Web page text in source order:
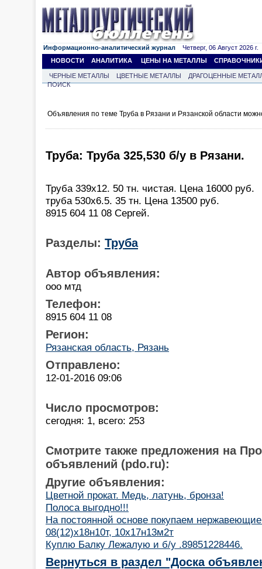
Информационно-аналитический журнал Четверг, 06 Август 2026 г.
НОВОСТИ
АНАЛИТИКА ЦЕНЫ НА МЕТАЛЛЫ
ЧЕРНЫЕ МЕТАЛЛЫ ЦВЕТНЫЕ МЕТАЛЛЫ
ДРАГОЦЕННЫЕ
ПОИСК
Объявления по теме Труба в Рязани и Рязанской области
Труба: Труба 325,530 б/у в Рязани.
Труба 339х12. 50 тн. чистая. Цена 16000 руб.
труба 530х6.5. 35 тн. Цена 13500 руб.
8915 604 11 08 Сергей.
Разделы: Труба
Автор объявления:
ооо мтд
Телефон:
8915 604 11 08
Регион:
Рязанская область, Рязань
Отправлено:
12-01-2016 09:06
Число просмотров:
сегодня: 1, всего: 253
Смотрите также предложения на
объявлений (pdo.ru):
Другие объявления:
Цветной прокат. Медь, латунь, бронза!
Полоса выгодно!!!
На постоянной основе покупаем
08(12)х18н10т, 10х17н13м2т
Куплю Балку Лежалую и б/у .89851228446.
Вернуться в раздел "Доска